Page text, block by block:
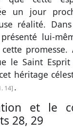
un jour
réalité.
lui-
promesse.
le Saint
héritage
14 .
et le
28, 29